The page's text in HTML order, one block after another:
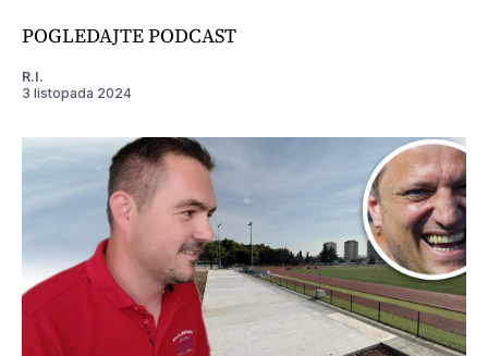
POGLEDAJTE PODCAST
R.I.
3 listopada 2024